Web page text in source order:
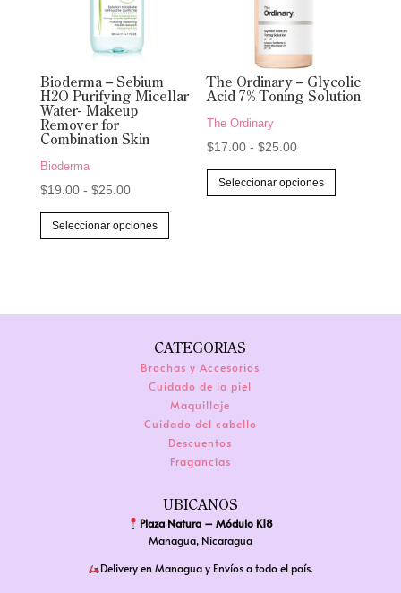
Bioderma – Sebium
H2O Purifying Micellar
Water- Makeup
Remover for
Combination Skin
Bioderma
$19.00 - $25.00Rango
de
precios:
Seleccionar opciones
Este
producto
opciones
se
pueden
elegir
en
la
producto
The Ordinary – Glycolic
Acid 7% Toning Solution
The Ordinary
$17.00 - $25.00Rango
de
precios:
Seleccionar opciones
Este
CATEGORIAS
Brochas y Accesorios
Cuidado de la piel
Maquillaje
Cuidado del cabello
Descuentos
Fragancias
UBICANOS
Plaza Natura – Módulo K18
Managua, Nicaragua
Delivery en Managua y Envíos a todo el país.